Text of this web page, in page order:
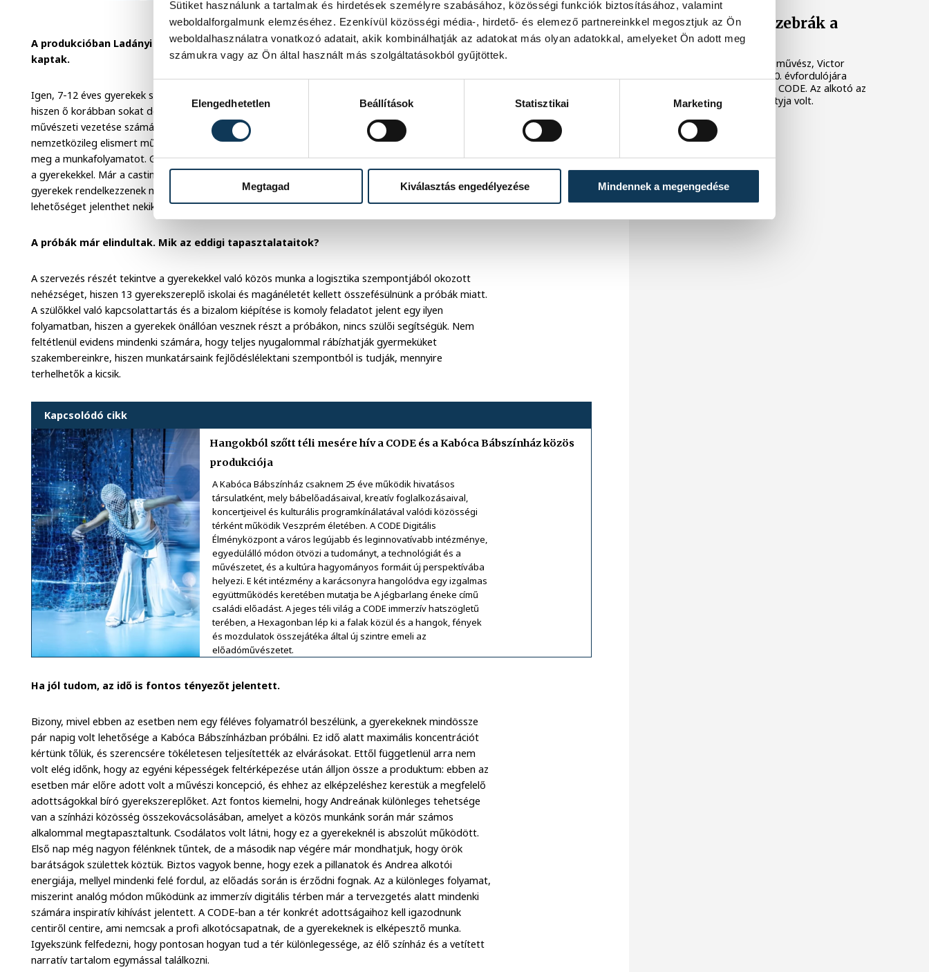
Sütiket használunk a tartalmak és hirdetések személyre szabásához, közösségi funkciók biztosításához, valamint
weboldalforgalmunk elemzéséhez. Ezenkívül közösségi média-, hirdető- és elemező partnereinkkel megosztjuk az Ön
weboldalhasználatra vonatkozó adatait, akik kombinálhatják az adatokat más olyan adatokkal, amelyeket Ön adott meg
számukra vagy az Ön által használt más szolgáltatásokból gyűjtöttek.
Elengedhetetlen
Beállítások Statisztikai Marketing
Megtagad Kiválasztás engedélyezése Mindennek a megengedése
Szántó Viktória (fotó: Toroczkai Csaba)
A produkcióban Ladányi Andrea mellett Fehér Lili és a gyerekszínészek is fontos szerepet
kaptak.
Igen, 7-12 éves gyerekek szerepelnek a mesejátékban, amely egyébként szintén Andrea ötlete volt,
hiszen ő korábban sokat dolgozott gyerekszereplőkkel más előadások során. A Kabóca Bábszínház
művészeti vezetése számára is kifejezetten szimpatikus koncepció volt, hogy az alkotói stábban a
nemzetközileg elismert művészek mellett gyerekek is szerepet kapnak, akik testközelből ismerhetik
meg a munkafolyamatot. Gyönyörű volt azt látni és megtapasztalni, hogyan dolgozik Andrea és Lili
a gyerekekkel. Már a casting folyamán is az egyik legfontosabb szempont az volt, hogy a jelentkező
gyerekek rendelkezzenek művészeti érdeklődéssel, hiszen egy ilyen produkció hatalmas tanulási
lehetőséget jelenthet nekik.
A próbák már elindultak. Mik az eddigi tapasztalataitok?
A szervezés részét tekintve a gyerekekkel való közös munka a logisztika szempontjából okozott
nehézséget, hiszen 13 gyerekszereplő iskolai és magánéletét kellett összefésülnünk a próbák miatt.
A szülőkkel való kapcsolattartás és a bizalom kiépítése is komoly feladatot jelent egy ilyen
folyamatban, hiszen a gyerekek önállóan vesznek részt a próbákon, nincs szülői segítségük. Nem
feltétlenül evidens mindenki számára, hogy teljes nyugalommal rábízhatják gyermeküket
szakembereinkre, hiszen munkatársaink fejlődéslélektani szempontból is tudják, mennyire
terhelhetők a kicsik.
Kapcsolódó cikk
Hangokból szőtt téli mesére hív a CODE és a Kabóca Bábszínház közös
produkciója
A Kabóca Bábszínház csaknem 25 éve működik hivatásos
társulatként, mely bábelőadásaival, kreatív foglalkozásaival,
koncertjeivel és kulturális programkínálatával valódi közösségi
térként működik Veszprém életében. A CODE Digitális
Élményközpont a város legújabb és leginnovatívabb intézménye,
egyedülálló módon ötvözi a tudományt, a technológiát és a
művészetet, és a kultúra hagyományos formáit új perspektívába
helyezi. E két intézmény a karácsonyra hangolódva egy izgalmas
együttműködés keretében mutatja be A jégbarlang éneke című
családi előadást. A jeges téli világ a CODE immerzív hatszögletű
terében, a Hexagonban lép ki a falak közül és a hangok, fények
és mozdulatok összejátéka által új szintre emeli az
előadóművészetet.
Ha jól tudom, az idő is fontos tényezőt jelentett.
Bizony, mivel ebben az esetben nem egy féléves folyamatról beszélünk, a gyerekeknek mindössze
pár napig volt lehetősége a Kabóca Bábszínházban próbálni. Ez idő alatt maximális koncentrációt
kértünk tőlük, és szerencsére tökéletesen teljesítették az elvárásokat. Ettől függetlenül arra nem
volt elég időnk, hogy az egyéni képességek feltérképezése után álljon össze a produktum: ebben az
esetben már előre adott volt a művészi koncepció, és ehhez az elképzeléshez kerestük a megfelelő
adottságokkal bíró gyerekszereplőket. Azt fontos kiemelni, hogy Andreának különleges tehetsége
van a színházi közösség összekovácsolásában, amelyet a közös munkánk során már számos
alkalommal megtapasztaltunk. Csodálatos volt látni, hogy ez a gyerekeknél is abszolút működött.
Első nap még nagyon félénknek tűntek, de a második nap végére már mondhatjuk, hogy örök
barátságok születtek köztük. Biztos vagyok benne, hogy ezek a pillanatok és Andrea alkotói
energiája, mellyel mindenki felé fordul, az előadás során is érződni fognak. Az a különleges folyamat,
miszerint analóg módon működünk az immerzív digitális térben már a tervezgetés alatt mindenki
számára inspiratív kihívást jelentett. A CODE-ban a tér konkrét adottságaihoz kell igazodnunk
centiről centire, ami nemcsak a profi alkotócsapatnak, de a gyerekeknek is elképesztő munka.
Igyekszünk felfedezni, hogy pontosan hogyan tud a tér különlegessége, az élő színház és a vetített
narratív tartalom egymással találkozni.
Megérkeztek a zebrák a
CODE-ba
A világhírű magyar képzőművész, Victor
Vasarely születésének 120. évfordulójára
emlékezik új vetítésével a CODE. Az alkotó az
op-art mozgalom szülőatyja volt.